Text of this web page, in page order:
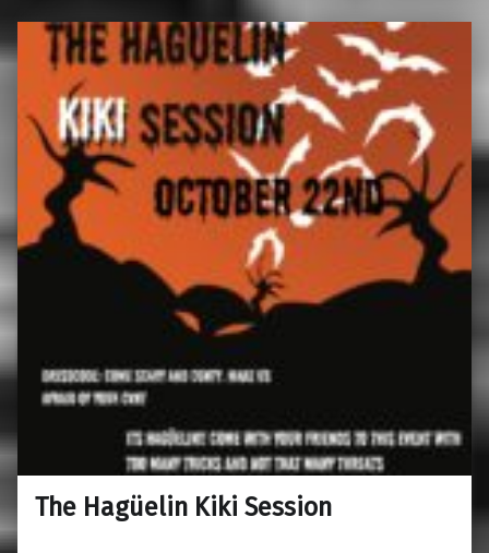
The Hagüelin Kiki Session
13/09/20230Maravillas